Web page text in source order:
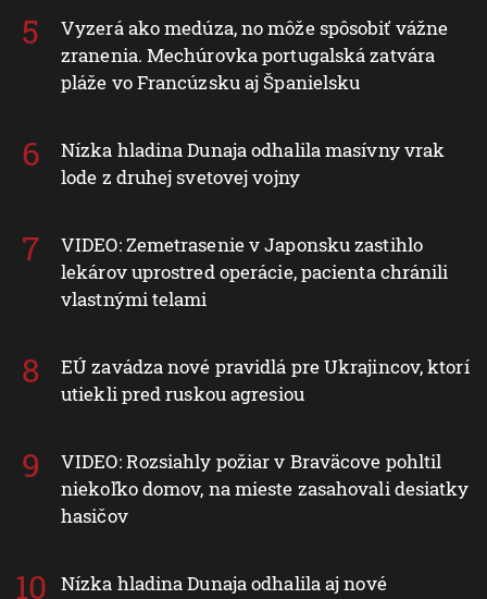
Vyzerá ako medúza, no môže spôsobiť vážne
zranenia. Mechúrovka portugalská zatvára
pláže vo Francúzsku aj Španielsku
Nízka hladina Dunaja odhalila masívny vrak
lode z druhej svetovej vojny
VIDEO: Zemetrasenie v Japonsku zastihlo
lekárov uprostred operácie, pacienta chránili
vlastnými telami
EÚ zavádza nové pravidlá pre Ukrajincov, ktorí
utiekli pred ruskou agresiou
VIDEO: Rozsiahly požiar v Braväcove pohltil
niekoľko domov, na mieste zasahovali desiatky
hasičov
Nízka hladina Dunaja odhalila aj nové